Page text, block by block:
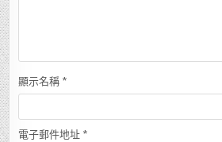
顯示名稱 *
電子郵件地址 *